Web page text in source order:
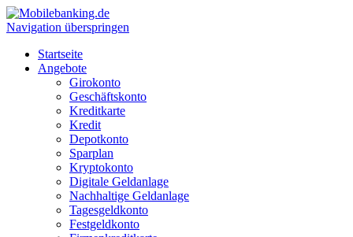
Navigation überspringen
Startseite
Angebote
Girokonto
Geschäftskonto
Kreditkarte
Kredit
Depotkonto
Sparplan
Kryptokonto
Digitale Geldanlage
Nachhaltige Geldanlage
Tagesgeldkonto
Festgeldkonto